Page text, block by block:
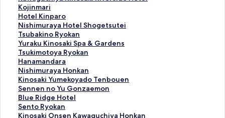
o
n
o
g
a
t
a
r
i
P
r
e
m
i
S
e
a
s
i
d
e
H
o
t
e
l
y
a
的
連
結
i
O
n
s
e
n
U
m
a
s
h
i
K
k
i
Y
a
m
a
m
o
t
o
y
a
的
a
n
的
連
結
s
a
k
i
O
n
s
e
n
I
c
h
i
o
s
a
k
i
O
n
s
e
n
H
a
n
i
z
a
n
s
o
u
的
連
結
a
w
a
g
u
c
h
i
y
a
K
i
n
Kojinmari
K
o
j
i
n
m
a
r
i
的
連
結
Hotel Kinparo
H
o
t
e
l
K
i
n
p
a
r
o
Nishimuraya Hotel Shogetsutei
N
i
s
h
i
m
u
r
a
y
a
Tsubakino Ryokan
T
s
u
b
a
k
i
n
o
R
Yuraku Kinosaki Spa & Gardens
Y
u
r
a
k
u
K
i
n
Tsukimotoya Ryokan
T
s
u
k
i
m
o
t
Hanamandara
H
a
n
a
m
a
n
Nishimuraya Honkan
N
i
s
h
i
m
Kinosaki Yumekoyado Tenbouen
K
i
n
o
s
Sennen no Yu Gonzaemon
S
e
n
n
Blue Ridge Hotel
B
l
u
Sento Ryokan
S
e
Kinosaki Onsen Kawaguchiya Honkan
K